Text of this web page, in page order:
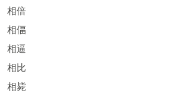
相倍
相偪
相逼
相比
相毙